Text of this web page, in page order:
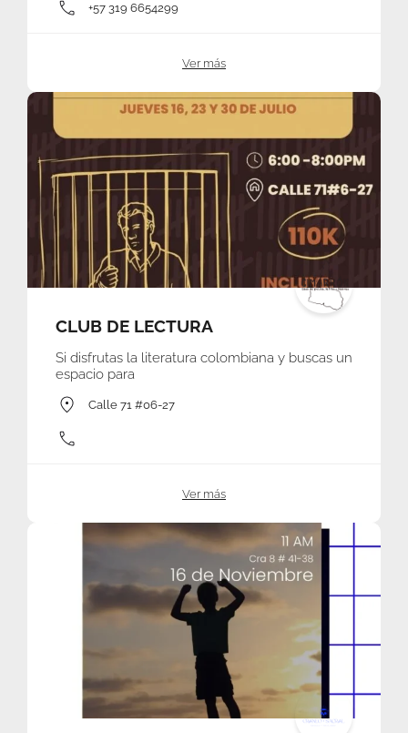
+57 319 6654299
Ver más
CLUB DE LECTURA
Si disfrutas la literatura colombiana y buscas un
espacio para
Calle 71 #06-27
Ver más